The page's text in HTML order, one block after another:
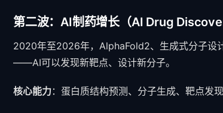
第二波：AI制药增长（AI Drug
2020年至2026年，AlphaFold2、生成式分子设
——AI可以发现新靶点、设计新分子。
核心能力：蛋白质结构预测、分子生成、靶点发现